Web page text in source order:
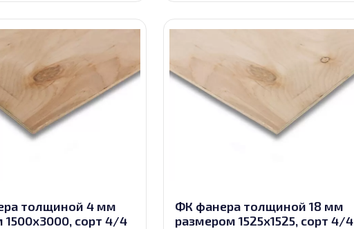
толщиной 4 мм
1500х3000, сорт 4/4
ФК фанера толщиной 18 мм
размером 1525х1525, сорт 4/4